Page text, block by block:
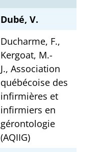
Dubé, V.
Ducharme, F.,
Kergoat, M.-
J., Association
québécoise des
infirmières et
infirmiers en
gérontologie
(AQIIG)